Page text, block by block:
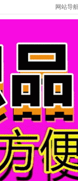
网站导